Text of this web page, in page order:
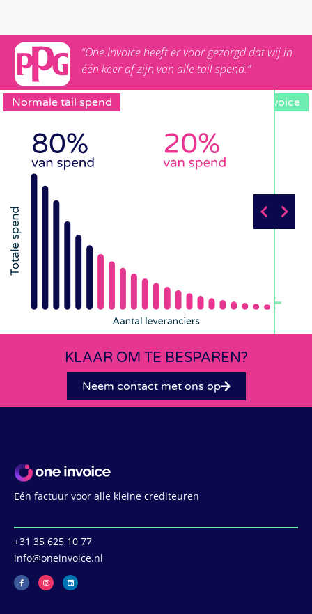
“One Invoice heeft er voor gezorgd dat wij in
één keer af zijn van alle tail spend.”
Normale tail spend One Invoice
KLAAR OM TE BESPAREN?
Neem contact met ons op
Eén factuur voor alle kleine crediteuren
‭+31 35 625 10 77
info@oneinvoice.nl